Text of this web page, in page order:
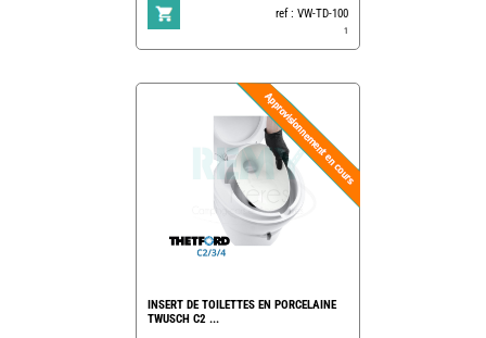
ref : VW-TD-100
1
INSERT DE TOILETTES EN PORCELAINE
TWUSCH C2 ...